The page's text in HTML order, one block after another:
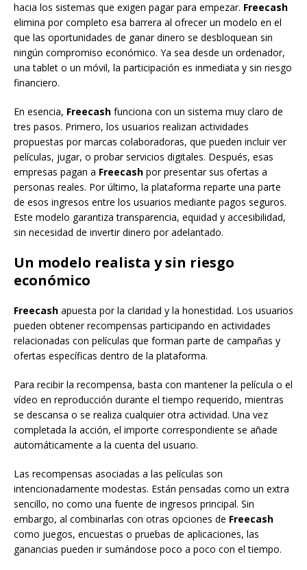
hacia los sistemas que exigen pagar para empezar. Freecash
elimina por completo esa barrera al ofrecer un modelo en el
que las oportunidades de ganar dinero se desbloquean sin
ningún compromiso económico. Ya sea desde un ordenador,
una tablet o un móvil, la participación es inmediata y sin riesgo
financiero.
En esencia, Freecash funciona con un sistema muy claro de
tres pasos. Primero, los usuarios realizan actividades
propuestas por marcas colaboradoras, que pueden incluir ver
películas, jugar, o probar servicios digitales. Después, esas
empresas pagan a Freecash por presentar sus ofertas a
personas reales. Por último, la plataforma reparte una parte
de esos ingresos entre los usuarios mediante pagos seguros.
Este modelo garantiza transparencia, equidad y accesibilidad,
sin necesidad de invertir dinero por adelantado.
Un modelo realista y sin riesgo
económico
Freecash apuesta por la claridad y la honestidad. Los usuarios
pueden obtener recompensas participando en actividades
relacionadas con películas que forman parte de campañas y
ofertas específicas dentro de la plataforma.
Para recibir la recompensa, basta con mantener la película o el
vídeo en reproducción durante el tiempo requerido, mientras
se descansa o se realiza cualquier otra actividad. Una vez
completada la acción, el importe correspondiente se añade
automáticamente a la cuenta del usuario.
Las recompensas asociadas a las películas son
intencionadamente modestas. Están pensadas como un extra
sencillo, no como una fuente de ingresos principal. Sin
embargo, al combinarlas con otras opciones de Freecash
como juegos, encuestas o pruebas de aplicaciones, las
ganancias pueden ir sumándose poco a poco con el tiempo.